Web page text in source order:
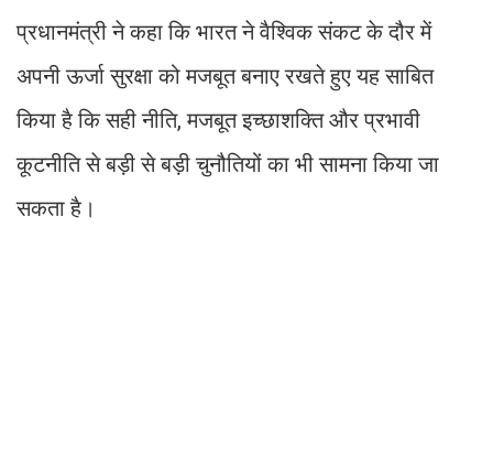
प्रधानमंत्री ने कहा कि भारत ने वैश्विक संकट के दौर में
अपनी ऊर्जा सुरक्षा को मजबूत बनाए रखते हुए यह साबित
किया है कि सही नीति, मजबूत इच्छाशक्ति और प्रभावी
कूटनीति से बड़ी से बड़ी चुनौतियों का भी सामना किया जा
सकता है।